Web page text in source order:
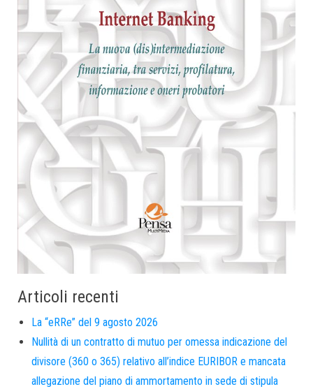
Articoli recenti
La “eRRe” del 9 agosto 2026
Nullità di un contratto di mutuo per omessa indicazione del
divisore (360 o 365) relativo all’indice EURIBOR e mancata
allegazione del piano di ammortamento in sede di stipula